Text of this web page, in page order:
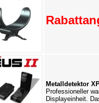
Metalldetektor
Professioneller
Displayeinheit.